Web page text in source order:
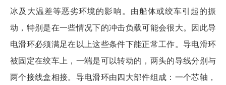
冰及大温差等恶劣环境的影响。由船体或绞车引起的振
动，特别是在一些情况下的冲击负载可能会很大。因此导
电滑环必须满足在以上这些条件下能正常工作。导电滑环
被固定在绞车上，一端是可以转动的，两头的导线分别与
两个接线盒相接。导电滑环由四大部件组成：一个芯轴，